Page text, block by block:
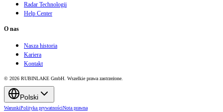
Radar Technologii
Help Center
O nas
Nasza historia
Kariera
Kontakt
© 2026 RUBINLAKE GmbH. Wszelkie prawa zastrzeżone.
Polski
WarunkiPolityka prywatnościNota prawna